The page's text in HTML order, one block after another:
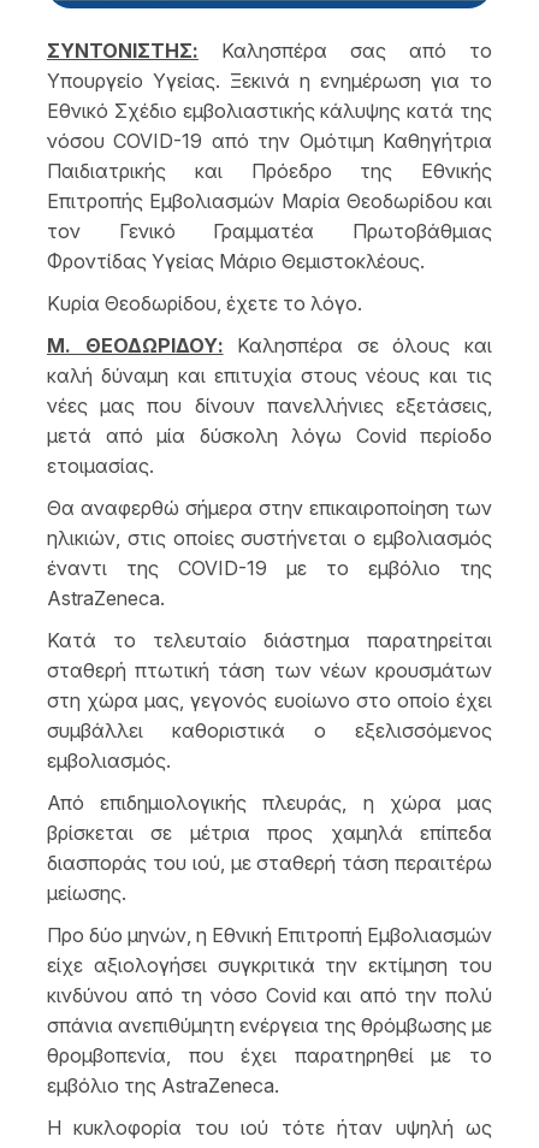
ΣΥΝΤΟΝΙΣΤΗΣ: Καλησπέρα σας από το
Υπουργείο Υγείας. Ξεκινά η ενημέρωση για το
Εθνικό Σχέδιο εμβολιαστικής κάλυψης κατά της
νόσου COVID-19 από την Ομότιμη Καθηγήτρια
Παιδιατρικής και Πρόεδρο της Εθνικής
Επιτροπής Εμβολιασμών Μαρία Θεοδωρίδου και
τον Γενικό Γραμματέα Πρωτοβάθμιας
Φροντίδας Υγείας Μάριο Θεμιστοκλέους.
Κυρία Θεοδωρίδου, έχετε το λόγο.
Μ. ΘΕΟΔΩΡΙΔΟΥ: Καλησπέρα σε όλους και
καλή δύναμη και επιτυχία στους νέους και τις
νέες μας που δίνουν πανελλήνιες εξετάσεις,
μετά από μία δύσκολη λόγω Covid περίοδο
ετοιμασίας.
Θα αναφερθώ σήμερα στην επικαιροποίηση των
ηλικιών, στις οποίες συστήνεται ο εμβολιασμός
έναντι της COVID-19 με το εμβόλιο της
AstraZeneca.
Κατά το τελευταίο διάστημα παρατηρείται
σταθερή πτωτική τάση των νέων κρουσμάτων
στη χώρα μας, γεγονός ευοίωνο στο οποίο έχει
συμβάλλει καθοριστικά ο εξελισσόμενος
εμβολιασμός.
Από επιδημιολογικής πλευράς, η χώρα μας
βρίσκεται σε μέτρια προς χαμηλά επίπεδα
διασποράς του ιού, με σταθερή τάση περαιτέρω
μείωσης.
Προ δύο μηνών, η Εθνική Επιτροπή Εμβολιασμών
είχε αξιολογήσει συγκριτικά την εκτίμηση του
κινδύνου από τη νόσο Covid και από την πολύ
σπάνια ανεπιθύμητη ενέργεια της θρόμβωσης με
θρομβοπενία, που έχει παρατηρηθεί με το
εμβόλιο της AstraZeneca.
Η κυκλοφορία του ιού τότε ήταν υψηλή ως